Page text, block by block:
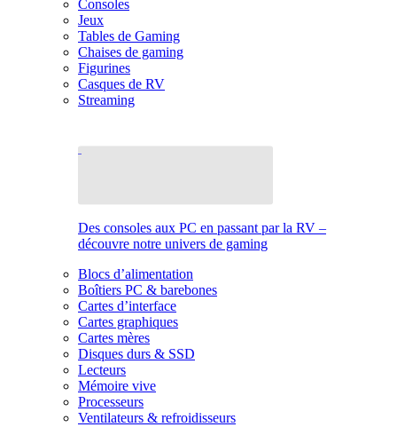
Consoles
Jeux
Tables de Gaming
Chaises de gaming
Figurines
Casques de RV
Streaming
Des consoles aux PC en passant par la RV –
découvre notre univers de gaming
Blocs d’alimentation
Boîtiers PC & barebones
Cartes d’interface
Cartes graphiques
Cartes mères
Disques durs & SSD
Lecteurs
Mémoire vive
Processeurs
Ventilateurs & refroidisseurs